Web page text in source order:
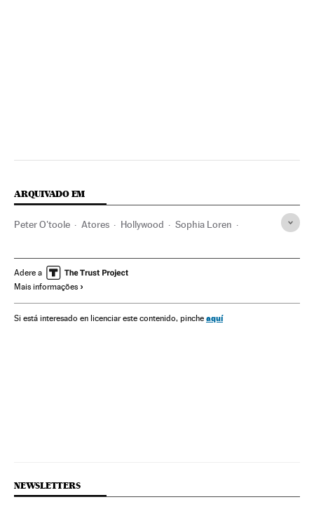
ARQUIVADO EM
Peter O'toole Atores Hollywood Sophia Loren
Gente Cinema Sociedade
Adere a
Mais informações
Si está interesado en licenciar este contenido, pinche aquí
NEWSLETTERS